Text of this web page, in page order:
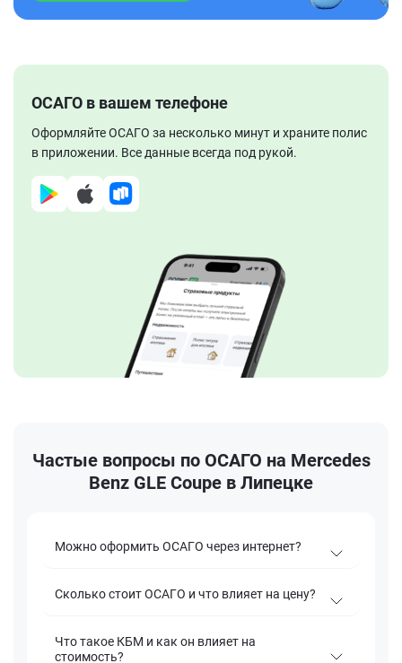
ОСАГО в вашем телефоне
Оформляйте ОСАГО за несколько минут и храните полис
в приложении. Все данные всегда под рукой.
Частые вопросы по ОСАГО на Mercedes
Benz GLE Coupe в Липецке
Можно оформить ОСАГО через интернет?
Сколько стоит ОСАГО и что влияет на цену?
Что такое КБМ и как он влияет на
стоимость?